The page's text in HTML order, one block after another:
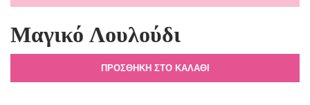
Μαγικό Λουλούδι
ΠΡΟΣΘΉΚΗ ΣΤΟ ΚΑΛΆΘΙ